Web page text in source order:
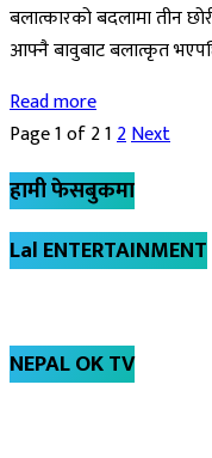
बलात्कारको बदलामा तीन
आफ्नै बावुबाट बलात्कृत
Read more
Page 1 of 212Next
हामी फेसबुकमा
Lal ENTERTAINMENT
NEPAL OK TV